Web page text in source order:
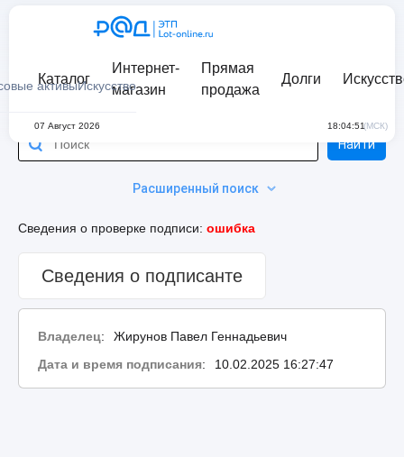
активыИскусство
Каталог
Интернет-
магазин
Прямая
продажа
Долги
07 Август 2026 18:04:51(МСК)
Расширенный поиск
Найти
Сведения о проверке подписи: ошибка
Сведения о подписанте
Владелец:
Жирунов Павел Геннадьевич
Дата и время подписания: 10.02.2025 16:27:47